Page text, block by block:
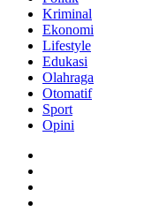
Kriminal
Ekonomi
Lifestyle
Edukasi
Olahraga
Otomatif
Sport
Opini